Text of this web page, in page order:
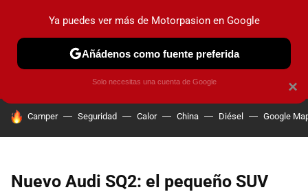
PRUEBAS COCHES ELÉCTRICOS OBSERVATORIO
HOY SE HABLA DE
Camper Seguridad Calor China Diésel Google
Nuevo Audi SQ2: el pequeño SUV
×
Ya puedes ver más de Motorpasion en Google
Añádenos como fuente preferida
Solo necesitas una cuenta de Google